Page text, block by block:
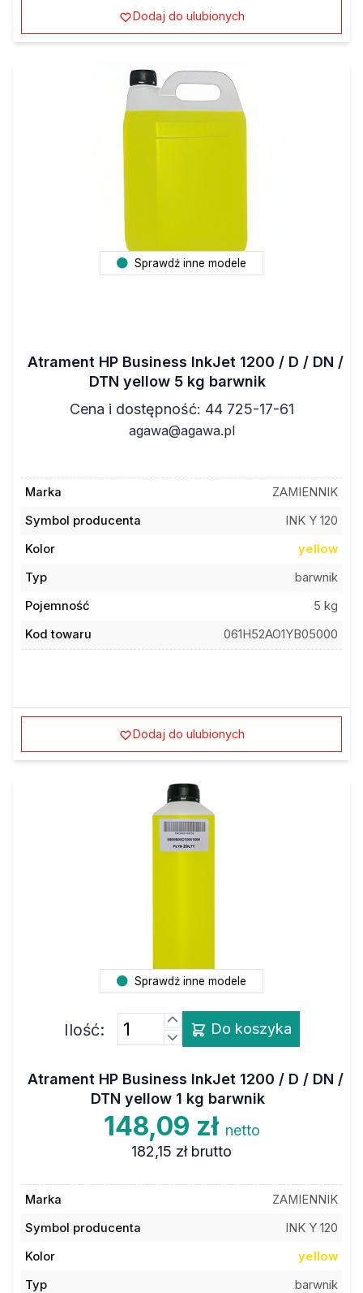
Dodaj do ulubionych
Sprawdź inne modele
Atrament HP Business InkJet 1200 / D / DN /
DTN yellow 5 kg barwnik
Cena i dostępność: 44 725-17-61
agawa@agawa.pl
Marka
ZAMIENNIK
Symbol producenta
INK Y 120
Kolor
yellow
Typ
barwnik
Pojemność
5 kg
Kod towaru
061H52AO1YB05000
Dodaj do ulubionych
Sprawdź inne modele
Ilość: Do koszyka
Atrament HP Business InkJet 1200 / D / DN /
DTN yellow 1 kg barwnik
148,09 zł netto
182,15 zł brutto
Marka
ZAMIENNIK
Symbol producenta
INK Y 120
Kolor
yellow
Typ
barwnik